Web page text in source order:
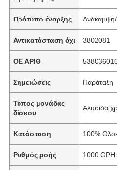
Πρότυπο έναρξης Ανάκαμψη/
Αντικατάσταση όχι 3802081
ΟΕ ΑΡΙΘ
Σημειώσεις Παράταξη
Τύπος μονάδας
δίσκου
Αλυσίδα
Κατάσταση 100%
Ρυθμός ροής 1000 GPH